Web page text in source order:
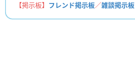
【掲示板】 フレンド掲示板／雑談掲示板